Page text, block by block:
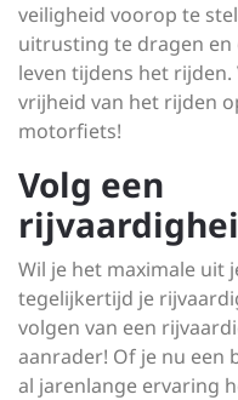
veiligheid voorop te
uitrusting te dragen en
leven tijdens het
vrijheid van het rijden
motorfiets!
Volg een
Wil je het maximale uit
tegelijkertijd je
volgen van een
aanrader! Of je nu
al jarenlange ervaring